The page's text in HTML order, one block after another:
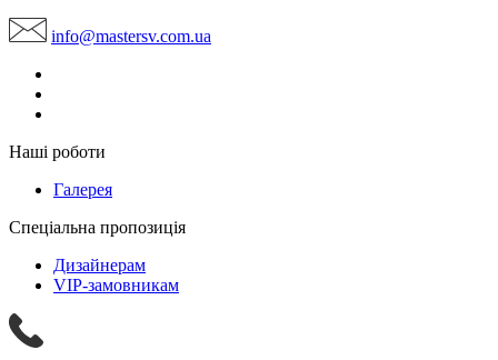
info@mastersv.com.ua
Наші роботи
Галерея
Спеціальна пропозиція
Дизайнерам
VIP-замовникам